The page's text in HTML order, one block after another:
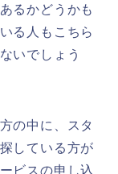
るかどうかも
る人もこちら
いでしょう
の中に、スタ
している方が
ビスの申し込